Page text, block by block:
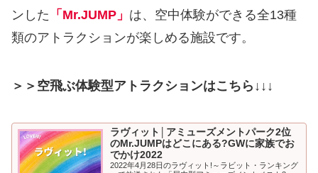
ンした 「Mr.JUMP」 は、空中体験ができる全13種
類のアトラクションが楽しめる施設です。
＞＞空飛ぶ体験型アトラクションはこちら↓↓↓
ラヴィット│アミューズメントパーク2位
のMr.JUMPはどこにある?GWに家族でお
でかけ2022
2022年4月28日のラヴィット!～ラビット・ランキング